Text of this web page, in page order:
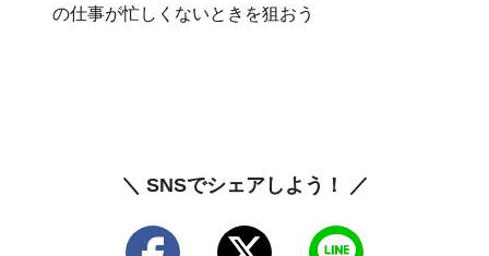
の仕事が忙しくないときを狙おう
＼ SNSでシェアしよう！ ／